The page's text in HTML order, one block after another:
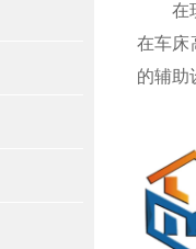
在现
在车床
的辅助